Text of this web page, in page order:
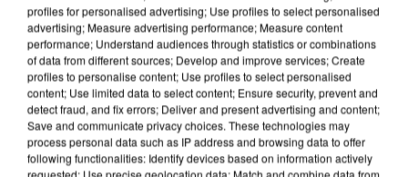
LES INTERVIEWS CHANTE
Voir plus
profiles for personalised advertising; Use profiles to select personalised
advertising; Measure advertising performance; Measure content
performance; Understand audiences through statistics or combinations
of data from different sources; Develop and improve services; Create
profiles to personalise content; Use profiles to select personalised
content; Use limited data to select content; Ensure security, prevent and
detect fraud, and fix errors; Deliver and present advertising and content;
Save and communicate privacy choices. These technologies may
process personal data such as IP address and browsing data to offer
following functionalities: Identify devices based on information actively
requested; Use precise geolocation data; Match and combine data from